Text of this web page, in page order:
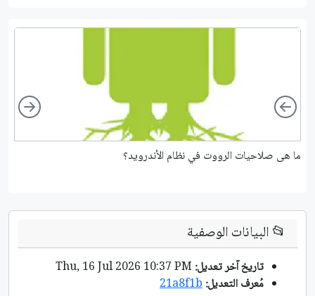
ما هى صلاحيات الرووت في نظام الأندرويد؟
Left
📂البيانات الوصفية
تاريخ آخر تعديل:
مُعرف التعديل:21a8f1b